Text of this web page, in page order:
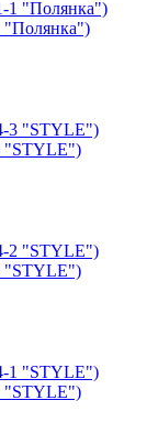
"Полянка")
"STYLE")
"STYLE")
"STYLE")